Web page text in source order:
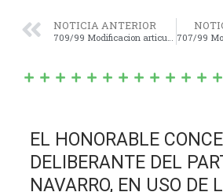
NOTICIA ANTERIOR
709/99 Modificacion articulo 3 Ordenanza Nº 550/96
EL HONORABLE
DELIBERANTE DEL
NAVARRO, EN USO DE